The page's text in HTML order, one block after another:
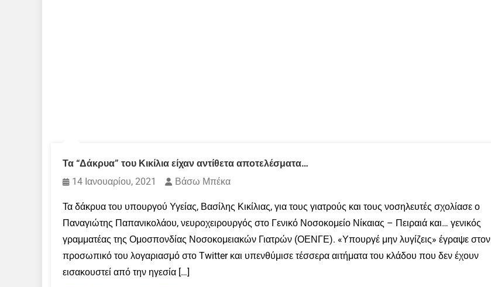
Τα “Δάκρυα” του Κικίλια είχαν αντίθετα αποτελέσματα…
14 Ιανουαρίου, 2021
Βάσω Μπέκα
Τα δάκρυα του υπουργού Υγείας, Βασίλης Κικίλιας, για τους γιατρούς και τους νοσηλευτές σχολίασε ο
Παναγιώτης Παπανικολάου, νευροχειρουργός στο Γενικό Νοσοκομείο Νίκαιας – Πειραιά και… γενικός
γραμματέας της Ομοσπονδίας Νοσοκομειακών Γιατρών (ΟΕΝΓΕ). «Υπουργέ μην λυγίζεις» έγραψε στον
προσωπικό του λογαριασμό στο Twitter και υπενθύμισε τέσσερα αιτήματα του κλάδου που δεν έχουν
εισακουστεί από την ηγεσία […]